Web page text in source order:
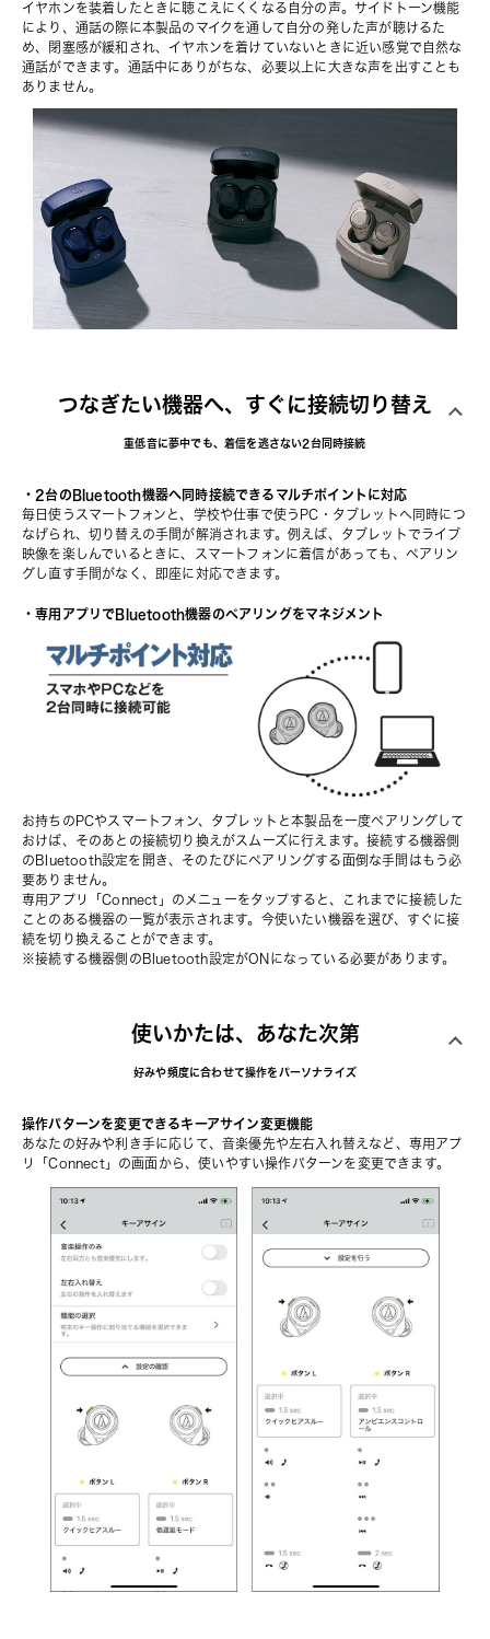
イヤホンを装着したときに聴こえにくくなる自分の声。サイドトーン機能
により、通話の際に本製品のマイクを通して自分の発した声が聴けるた
め、閉塞感が緩和され、イヤホンを着けていないときに近い感覚で自然な
通話ができます。通話中にありがちな、必要以上に大きな声を出すことも
ありません。
つなぎたい機器へ、すぐに接続切り替え
重低音に夢中でも、着信を逃さない2台同時接続
・2台のBluetooth機器へ同時接続できるマルチポイントに対応
毎日使うスマートフォンと、学校や仕事で使うPC・タブレットへ同時につ
なげられ、切り替えの手間が解消されます。例えば、タブレットでライブ
映像を楽しんでいるときに、スマートフォンに着信があっても、ペアリン
グし直す手間がなく、即座に対応できます。
・専用アプリでBluetooth機器のペアリングをマネジメント
お持ちのPCやスマートフォン、タブレットと本製品を一度ペアリングして
おけば、そのあとの接続切り換えがスムーズに行えます。接続する機器側
のBluetooth設定を開き、そのたびにペアリングする面倒な手間はもう必
要ありません。
専用アプリ「Connect」 のメニューをタップすると、これまでに接続した
ことのある機器の一覧が表示されます。今使いたい機器を選び、すぐに接
続を切り換えることができます。
※接続する機器側のBluetooth設定がONになっている必要があります。
使いかたは、あなた次第
好みや頻度に合わせて操作をパーソナライズ
操作パターンを変更できるキーアサイン変更機能
あなたの好みや利き手に応じて、音楽優先や左右入れ替えなど、 専用アプ
リ「Connect」 の画面から、使いやすい操作パターンを変更できます。